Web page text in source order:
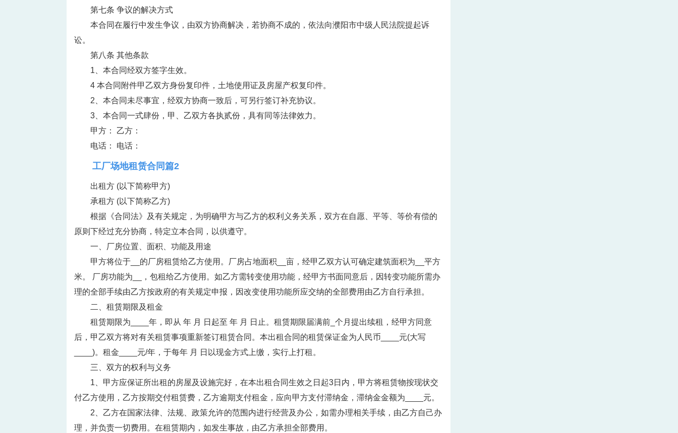
第七条 争议的解决方式
本合同在履行中发生争议，由双方协商解决，若协商不成的，依法向濮阳市中级人民法院提起诉
讼。
第八条 其他条款
1、本合同经双方签字生效。
4 本合同附件甲乙双方身份复印件，土地使用证及房屋产权复印件。
2、本合同未尽事宜，经双方协商一致后，可另行签订补充协议。
3、本合同一式肆份，甲、乙双方各执贰份，具有同等法律效力。
甲方： 乙方：
电话： 电话：
工厂场地租赁合同篇2
出租方 (以下简称甲方)
承租方 (以下简称乙方)
根据《合同法》及有关规定，为明确甲方与乙方的权利义务关系，双方在自愿、平等、等价有偿的
原则下经过充分协商，特定立本合同，以供遵守。
一、厂房位置、面积、功能及用途
甲方将位于__的厂房租赁给乙方使用。厂房占地面积__亩，经甲乙双方认可确定建筑面积为__平方
米。 厂房功能为__，包租给乙方使用。如乙方需转变使用功能，经甲方书面同意后，因转变功能所需办
理的全部手续由乙方按政府的有关规定申报，因改变使用功能所应交纳的全部费用由乙方自行承担。
二、租赁期限及租金
租赁期限为____年，即从 年 月 日起至 年 月 日止。租赁期限届满前_个月提出续租，经甲方同意
后，甲乙双方将对有关租赁事项重新签订租赁合同。本出租合同的租赁保证金为人民币____元(大写
____)。租金____元/年，于每年 月 日以现金方式上缴，实行上打租。
三、双方的权利与义务
1、甲方应保证所出租的房屋及设施完好，在本出租合同生效之日起3日内，甲方将租赁物按现状交
付乙方使用，乙方按期交付租赁费，乙方逾期支付租金，应向甲方支付滞纳金，滞纳金金额为____元。
2、乙方在国家法律、法规、政策允许的范围内进行经营及办公，如需办理相关手续，由乙方自己办
理，并负责一切费用。在租赁期内，如发生事故，由乙方承担全部费用。